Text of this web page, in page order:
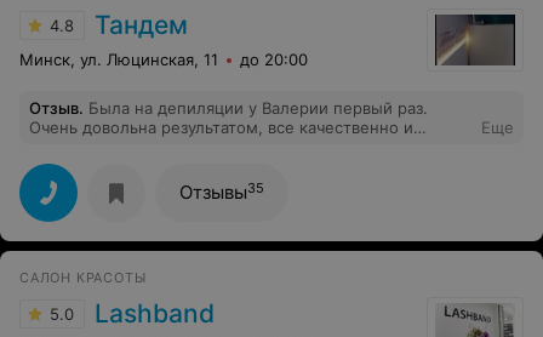
4.8 Тандем
Минск, ул. Люцинская, 11 до 20:00
Отзыв. Была на депиляции у Валерии первый раз.
Очень довольна результатом, все качественно и
мастер своего дела!
Еще
Отзывы35
САЛОН КРАСОТЫ
5.0 Lashband